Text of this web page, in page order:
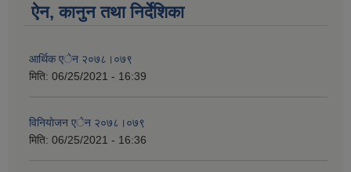
ऐन, कानुन तथा निर्देशिका
आर्थिक एेन २०७८।०७९
मिति: 06/25/2021 - 16:39
विनियाेजन एेन २०७८।०७९
मिति: 06/25/2021 - 16:36